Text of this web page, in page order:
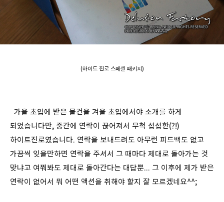
(하이트 진로 스페셜 패키지)
가을 초입에 받은 물건을 겨울 초입에서야 소개를 하게
되었습니다만, 중간에 연락이 끊어져서 무척 섭섭한(?!)
하이트진로였습니다. 연락을 보내드려도 아무런 피드백도 없고
가끔씩 잊을만하면 연락을 주셔서 그 때마다 제대로 돌아가는 것
맞냐고 여쭤봐도 제대로 돌아간다는 대답뿐... 그 이후에 제가 받은
연락이 없어서 뭐 어떤 액션을 취해야 할지 잘 모르겠네요^^;